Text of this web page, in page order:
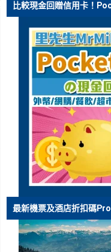
比較現金回贈信用卡！
最新機票及酒店折扣碼